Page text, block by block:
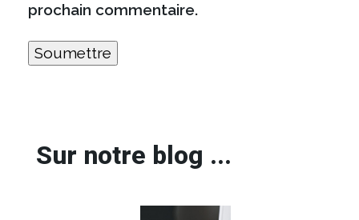
prochain commentaire.
Sur notre blog ...